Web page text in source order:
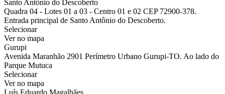
Santo Antônio do Descoberto
Quadra 04 - Lotes 01 a 03 - Centro 01 e 02 CEP 72900-378.
Entrada principal de Santo Antônio do Descoberto.
Selecionar
Ver no mapa
Gurupi
Avenida Maranhão 2901 Perímetro Urbano Gurupi-TO. Ao lado do
Parque Mutuca
Selecionar
Ver no mapa
Luís Eduardo Magalhães